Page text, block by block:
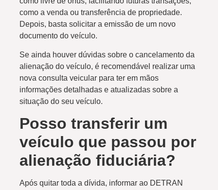
como a venda ou transferência de propriedade.
Depois, basta solicitar a emissão de um novo
documento do veículo.
Se ainda houver dúvidas sobre o cancelamento da
alienação do veículo, é recomendável realizar uma
nova consulta veicular para ter em mãos
informações detalhadas e atualizadas sobre a
situação do seu veículo.
Posso transferir um
veículo que passou por
alienação fiduciária?
Após quitar toda a dívida, informar ao DETRAN